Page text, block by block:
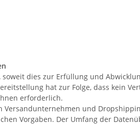
dies zur Erfüllung und
hat zur Folge, dass kein
erforderlich.
und
Vorgaben. Der Umfang der